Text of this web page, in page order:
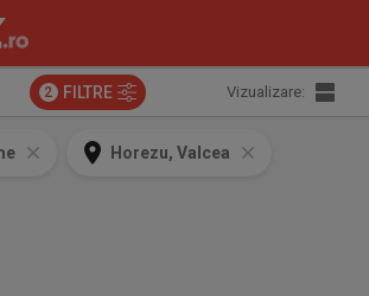
2 FILTRE Vizualizare:
Horezu, Valcea